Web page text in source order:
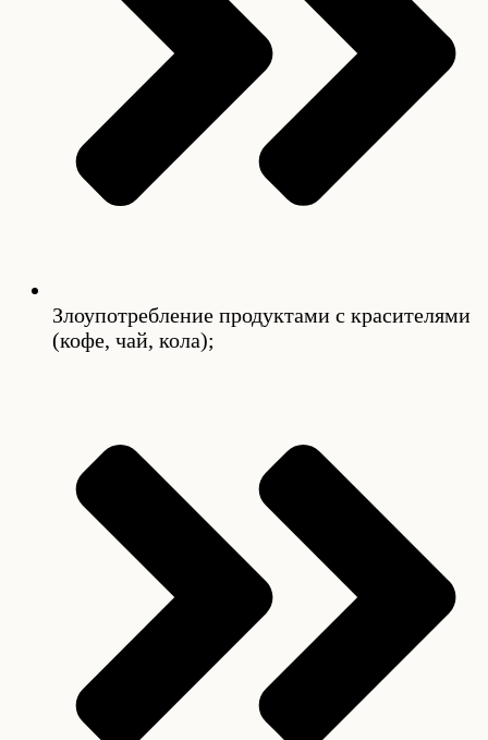
Злоупотребление продуктами с красителями
(кофе, чай, кола);